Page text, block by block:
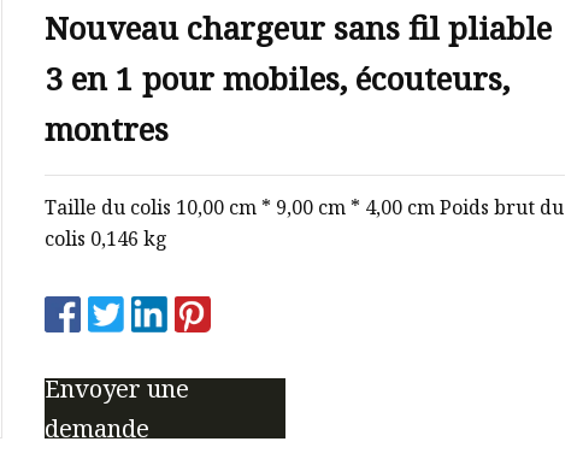
Nouveau chargeur sans fil pliable
3 en 1 pour mobiles, écouteurs,
montres
Taille du colis 10,00 cm * 9,00 cm * 4,00 cm Poids brut du
colis 0,146 kg
Envoyer une
demande